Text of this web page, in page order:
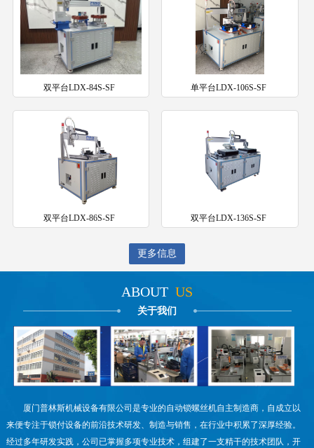
双平台LDX-84S-SF 单平台LDX-106S-SF
双平台LDX-86S-SF 双平台LDX-136S-SF
更多信息
ABOUT US
关于我们
厦门普林斯机械设备有限公司是专业的自动锁螺丝机自主制造商，自成立以
来便专注于锁付设备的前沿技术研发、制造与销售，在行业中积累了深厚经验。
经过多年研发实践，公司已掌握多项专业技术，组建了一支精干的技术团队，开